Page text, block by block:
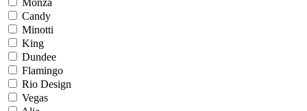
Candy
Minotti
King
Dundee
Flamingo
Rio Design
Vegas